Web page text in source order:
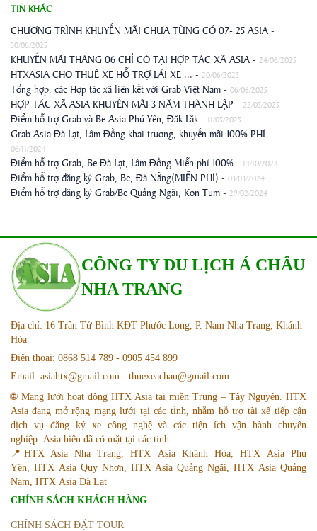
TIN KHÁC
CHƯƠNG TRÌNH KHUYẾN MÃI CHƯA TỪNG CÓ 07- 25 ASIA -
30/06/2025
KHUYẾN MÃI THÁNG 06 CHỈ CÓ TẠI HỢP TÁC XÃ ASIA - 24/06/2025
HTXASIA CHO THUÊ XE HỖ TRỢ LÁI XE ... - 20/06/2025
Tổng hợp, các Hợp tác xã liên kết với Grab Việt Nam - 06/06/2025
HỢP TÁC XÃ ASIA KHUYẾN MÃI 3 NĂM THÀNH LẬP - 22/05/2025
Điểm hỗ trợ Grab và Be Asia Phú Yên, Đăk Lăk - 11/05/2025
Grab Asia Đà Lạt, Lâm Đồng khai trương, khuyến mãi 100% PHÍ -
06/11/2024
Điểm hỗ trợ Grab, Be Đà Lạt, Lâm Đồng Miễn phí 100% - 14/10/2024
Điểm hỗ trợ đăng ký Grab, Be, Đà Nẵng(MIỄN PHÍ) - 03/03/2024
Điểm hỗ trợ đăng ký Grab/Be Quảng Ngãi, Kon Tum - 29/02/2024
CÔNG TY DU LỊCH Á CHÂU
NHA TRANG
Địa chỉ: 16 Trần Tử Bình KĐT Phước Long, P. Nam Nha Trang, Khánh
Hòa
Điện thoại: 0868 514 789 - 0905 454 899
Email: asiahtx@gmail.com - thuexeachau@gmail.com
🌐 Mạng lưới hoạt động HTX Asia tại miền Trung – Tây Nguyên. HTX
Asia đang mở rộng mạng lưới tại các tỉnh, nhằm hỗ trợ tài xế tiếp cận
dịch vụ đăng ký xe công nghệ và các tiện ích vận hành chuyên
nghiệp. Asia hiện đã có mặt tại các tỉnh:
📍HTX Asia Nha Trang, HTX Asia Khánh Hòa, HTX Asia Phú
Yên, HTX Asia Quy Nhơn, HTX Asia Quảng Ngãi, HTX Asia Quảng
Nam, HTX Asia Đà Lạt
CHÍNH SÁCH KHÁCH HÀNG
CHÍNH SÁCH ĐẶT TOUR